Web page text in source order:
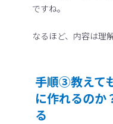
ですね。
なるほど、内容は理
手順③教えて
に作れるのか
る